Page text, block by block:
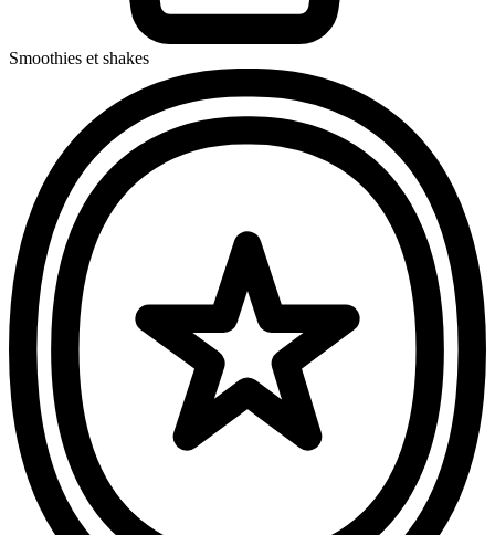
Smoothies et shakes